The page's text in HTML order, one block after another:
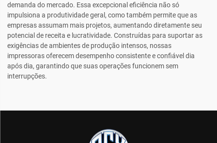
demanda do mercado. Essa excepcional eficiência não só
impulsiona a produtividade geral, como também permite que as
empresas assumam mais projetos, aumentando diretamente seu
potencial de receita e lucratividade. Construídas para suportar as
exigências de ambientes de produção intensos, nossas
impressoras oferecem desempenho consistente e confiável dia
após dia, garantindo que suas operações funcionem sem
interrupções.